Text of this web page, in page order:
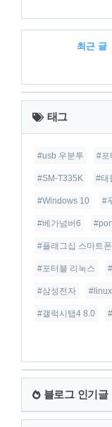
최근 글
최
근
글 태그
#usb 우분투 #포
#SM-T335K #태
#Windows 10 #
#베가넘버6
#플래그십 스마트폰
#포터블 리눅스
#삼성전자 #linux
#갤럭시탭4 8.0
블로그 인기글